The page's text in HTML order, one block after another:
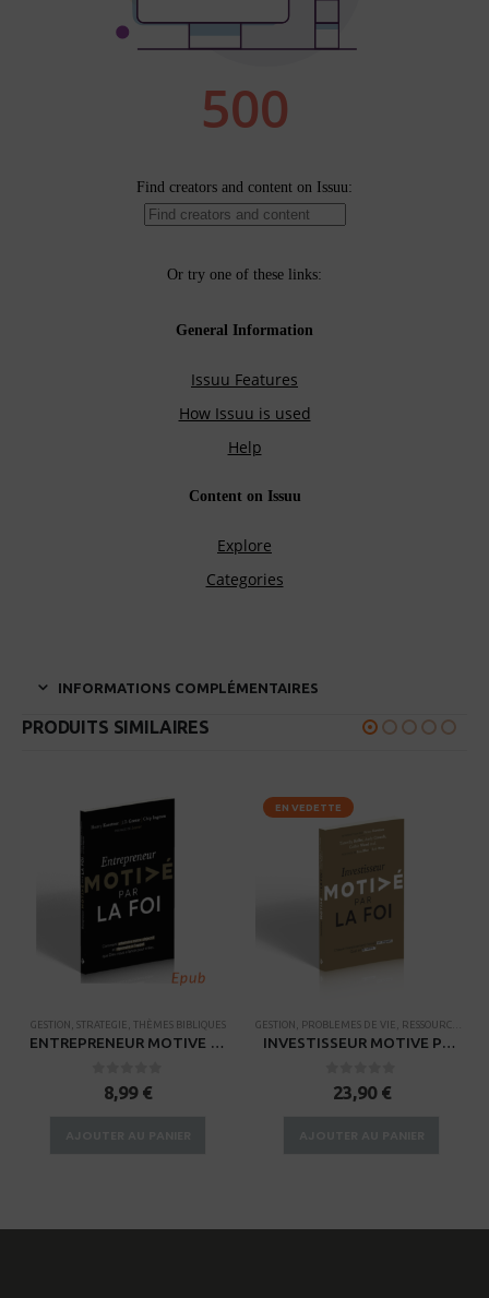
INFORMATIONS COMPLÉMENTAIRES
PRODUITS SIMILAIRES
GESTION STRATEGIE THÈMES BIBLIQUES
ENTREPRENEUR MOTIVE PAR LA FOI – EPUB
sur 5
8,99 €
EN VEDETTE
GESTION PROBLEMES DE VIE RESSOURCES POUR PETITS GROUPES
INVESTISSEUR MOTIVE PAR LA FOI
0sur 5
23,90 €